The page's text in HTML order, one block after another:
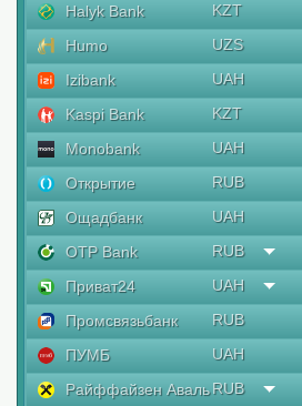
Halyk Bank
KZT
Humo
UZS
Izibank
UAH
Kaspi Bank
KZT
Monobank
UAH
Открытие
RUB
Ощадбанк
UAH
OTP Bank
RUB
Приват24
UAH
Промсвязьбанк
RUB
ПУМБ
UAH
Райффайзен АвальRUB